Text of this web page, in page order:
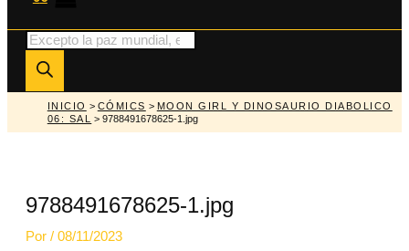
Búsqueda
de
productos
INICIO > CÓMICS > MOON GIRL Y DINOSAURIO DIABOLICO
06: SAL
> 9788491678625-1.jpg
9788491678625-1.jpg
Por / 08/11/2023